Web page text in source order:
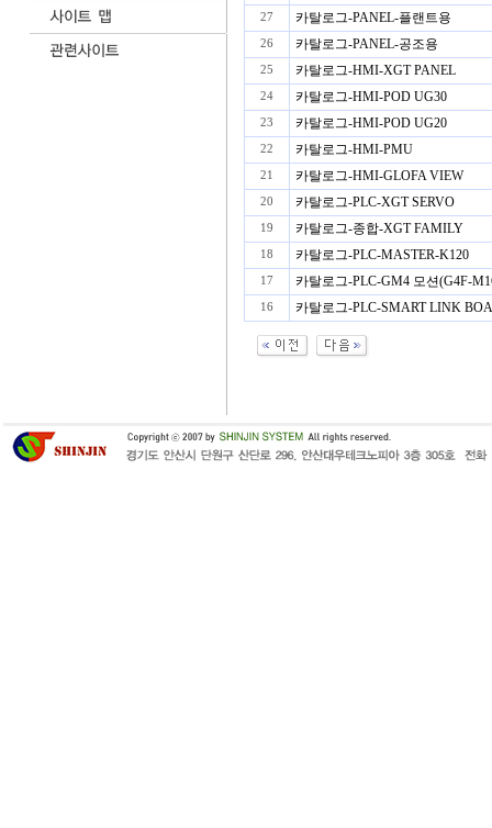
27 카탈로그-PANEL-플랜트용
26 카탈로그-PANEL-공조용
25 카탈로그-HMI-XGT PANEL
24 카탈로그-HMI-POD UG30
23 카탈로그-HMI-POD UG20
22 카탈로그-HMI-PMU
21 카탈로그-HMI-GLOFA VIEW
20 카탈로그-PLC-XGT SERVO
19 카탈로그-종합-XGT FAMILY
18 카탈로그-PLC-MASTER-K120
17 카탈로그-PLC-GM4 모션(G4F-
16 카탈로그-PLC-SMART LINK